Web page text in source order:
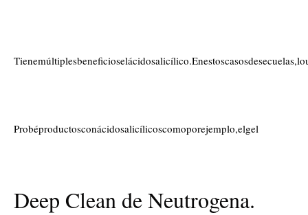
Probéproductosconácidosalicílicoscomoporejemplo,elgel
Deep Clean de Neutrogena.